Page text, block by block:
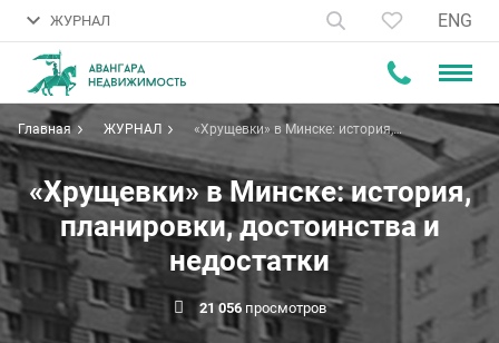
ЖУРНАЛ ENG
Главная ЖУРНАЛ
«Хрущевки» в Минске: история,
недостатки
«Хрущевки» в Минске: история,
планировки, достоинства и
недостатки
21 056просмотров